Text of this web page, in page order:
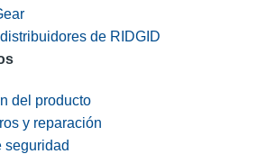
de RIDGID
del producto
y reparación
seguridad